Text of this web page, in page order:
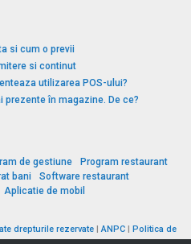
si cum o previi
si continut
utilizarea POS-ului?
în magazine. De ce?
de gestiune
Program restaurant
bani
Software restaurant
Aplicatie de mobil
drepturile rezervate|ANPC| Politica de